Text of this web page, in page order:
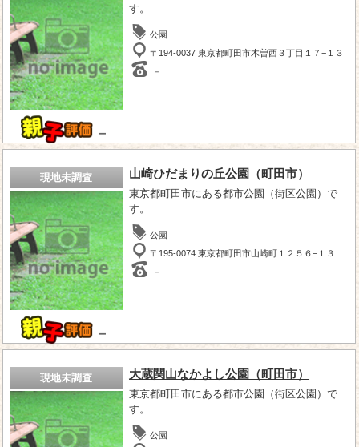
－
す。
公園
〒194-0037 東京都町田市木曽西３丁目１７−１３
－
現地未調査
－
山崎ひだまりの丘公園（町田市）
東京都町田市にある都市公園（街区公園）で
す。
公園
〒195-0074 東京都町田市山崎町１２５６−１３
－
現地未調査 大蔵関山なかよし公園（町田市）
東京都町田市にある都市公園（街区公園）で
す。
公園